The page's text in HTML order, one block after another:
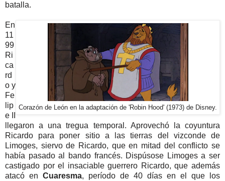
batalla.
Corazón de León en la adaptación de 'Robin Hood' (1973) de Disney.
En
11
99
Ri
ca
rd
o y
Fe
lip
e II
llegaron a una tregua temporal. Aprovechó la coyuntura
Ricardo para poner sitio a las tierras del vizconde de
Limoges, siervo de Ricardo, que en mitad del conflicto se
había pasado al bando francés. Dispúsose Limoges a ser
castigado por el insaciable guerrero Ricardo, que además
atacó en Cuaresma, período de 40 días en el que los